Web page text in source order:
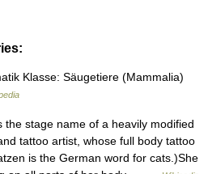
Klasse: Säugetiere (Mammalia)
stage name of a heavily modified
tattoo artist, whose full body tattoo
is the German word for cats.)She